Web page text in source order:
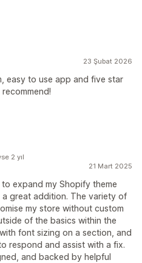
23 Şubat 2026
easy to use app and five star
21 Mart 2025
to expand my Shopify theme
a great addition. The variety of
my store without custom
of the basics within the
font sizing on a section, and
respond and assist with a fix.
and backed by helpful
2 yıl